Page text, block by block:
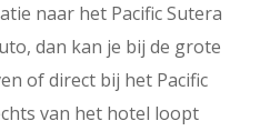
naar het Pacific Sutera
dan kan je bij de grote
of direct bij het Pacific
van het hotel loopt